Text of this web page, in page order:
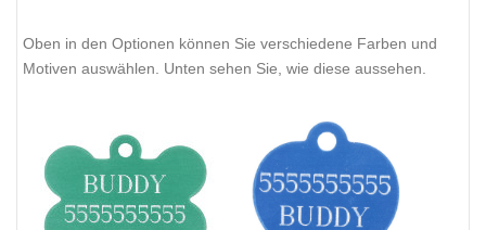
Oben in den Optionen können Sie verschiedene Farben und
Motiven auswählen. Unten sehen Sie, wie diese aussehen.